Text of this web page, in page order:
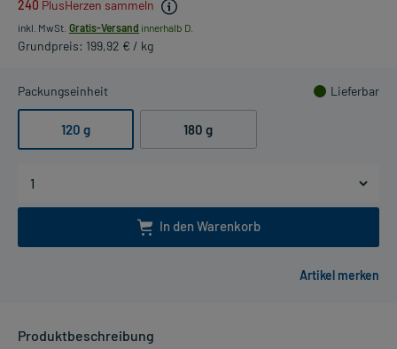
240 PlusHerzen sammeln
inkl. MwSt. Gratis-Versand innerhalb D.
Grundpreis: 199,92 € / kg
Packungseinheit Lieferbar
120 g 180 g
In den Warenkorb
Produktbeschreibung